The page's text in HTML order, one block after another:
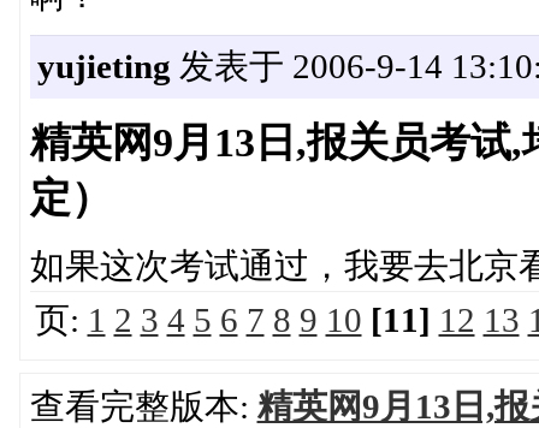
yujieting 发表于 2006-9-14
精英网9月13日,报关员考试
定）
如果这次考试通过，我要去北京
页: 1 2 3 4 5 6 7 8 9 10 [11] 12 13
查看完整版本: 精英网9月13日,